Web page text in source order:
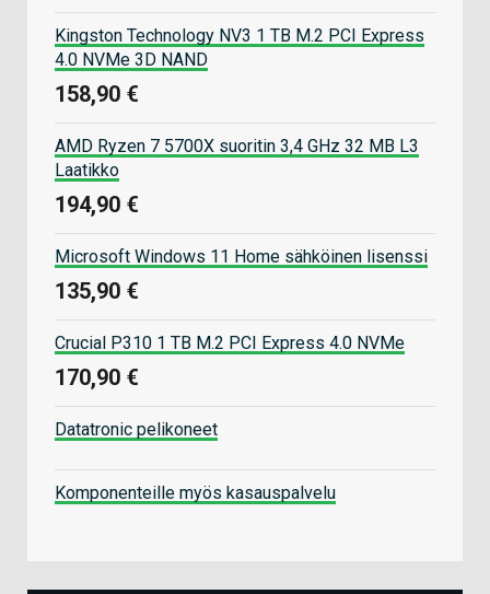
Kingston Technology NV3 1 TB M.2 PCI Express
4.0 NVMe 3D NAND
158,90 €
AMD Ryzen 7 5700X suoritin 3,4 GHz 32 MB L3
Laatikko
194,90 €
Microsoft Windows 11 Home sähköinen lisenssi
135,90 €
Crucial P310 1 TB M.2 PCI Express 4.0 NVMe
170,90 €
Datatronic pelikoneet
Komponenteille myös kasauspalvelu